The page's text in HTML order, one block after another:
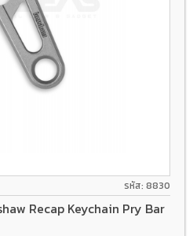
รหัส: 8830
Recap Keychain Pry Bar